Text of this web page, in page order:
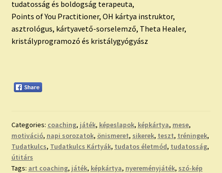
tudatosság és boldogság terapeuta,
Points of You Practitioner, OH kártya instruktor,
asztrológus, kártyavető-sorselemző, Theta Healer,
kristályprogramozó és kristálygyógyász
Categories: coaching, játék, képeslapok, képkártya, mese,
motiváció, napi sorozatok, önismeret, sikerek, teszt, tréningek,
Tudatkulcs, Tudatkulcs Kártyák, tudatos életmód, tudatosság,
útitárs
Tags: art coaching, játék, képkártya, nyereményjáték, szó-kép